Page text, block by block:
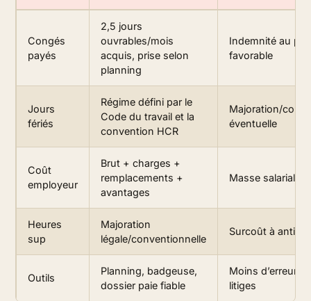
Congés
payés
2,5 jours
ouvrables/mois
acquis, prise selon
planning
Indemnité au
favorable
Jours
fériés
Régime défini par le
Code du travail et la
convention HCR
Majoration/
éventuelle
Coût
employeur
Brut + charges +
remplacements +
avantages
Masse salariale
Heures
sup
Majoration
légale/conventionnelle
Surcoût à
Outils
Planning, badgeuse,
dossier paie fiable
Moins d’erreurs
litiges